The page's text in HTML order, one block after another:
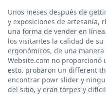
Unos meses después de
y exposiciones de artesanía,
una forma de vender en
los visitantes la calidad de
ergonómicos, de una
Website.com no proporcionó
esto. probaron un different
encontrar powr slider y
del sitio, y eran torpes y